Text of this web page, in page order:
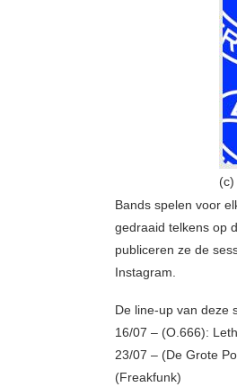
(c)
Bands spelen voor
gedraaid telkens op
publiceren ze de
Instagram.
De line-up van deze
16/07 – (O.666):
23/07 – (De Grote
(Freakfunk)